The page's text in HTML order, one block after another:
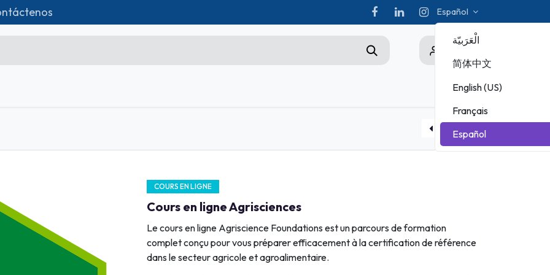
Español
الْعَرَبيّة
简体中文
English (US)
Français
Español
0
Microsoft Excel Associate
Création de Site
Webmarketing & Réseaux
MICROSOFT
COURS EN LIGNE
Cours en ligne Agrisciences
Le cours en ligne Agriscience Foundations est un parcours de formation
complet conçu pour vous préparer efficacement à la certification de référence
dans le secteur agricole et agroalimentaire.